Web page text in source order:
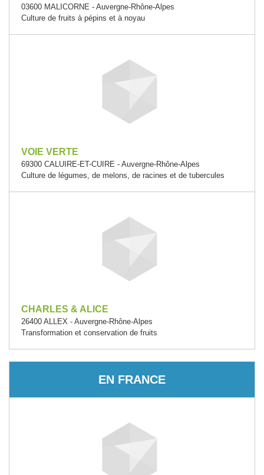
03600 MALICORNE - Auvergne-Rhône-Alpes
Culture de fruits à pépins et à noyau
VOIE VERTE
69300 CALUIRE-ET-CUIRE - Auvergne-Rhône-Alpes
Culture de légumes, de melons, de racines et de tubercules
CHARLES & ALICE
26400 ALLEX - Auvergne-Rhône-Alpes
Transformation et conservation de fruits
EN FRANCE